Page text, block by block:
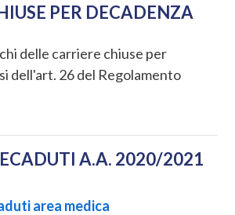
PER DECADENZA
delle carriere chiuse per
dell'art. 26 del Regolamento
A.A. 2020/2021
area medica